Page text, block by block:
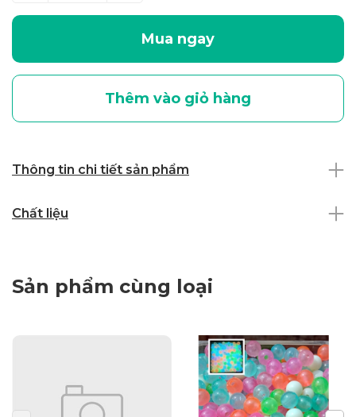
Mua ngay
Thêm vào giỏ hàng
Thông tin chi tiết sản phẩm
Chất liệu
Sản phẩm cùng loại